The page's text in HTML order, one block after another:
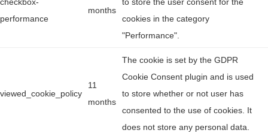
performance
months
cookies in the category
"Performance".
viewed_cookie_policy
11
months
The cookie is set by the GDPR
Cookie Consent plugin and is used
to store whether or not user has
consented to the use of cookies. It
does not store any personal data.